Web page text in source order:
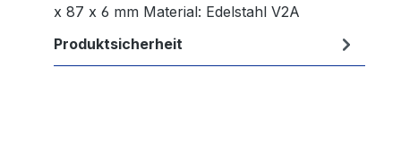
x 87 x 6 mm Material: Edelstahl V2A
Produktsicherheit